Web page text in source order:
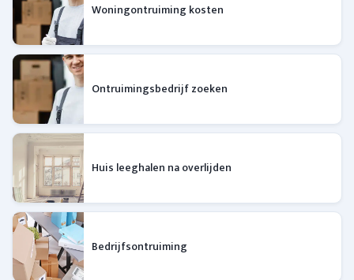
Woningontruiming kosten
Ontruimingsbedrijf zoeken
Huis leeghalen na overlijden
Bedrijfsontruiming